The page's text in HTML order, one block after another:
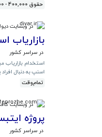
حقوق 400,000 - 800,000 تومان
در وبسایت
بازاریاب
در سراسر کشور
استخدام بازاریاب
اسنپ به دنبال
تمام‌وقت
در وبسایت
پروژه ایتبس
در سراسر کشور